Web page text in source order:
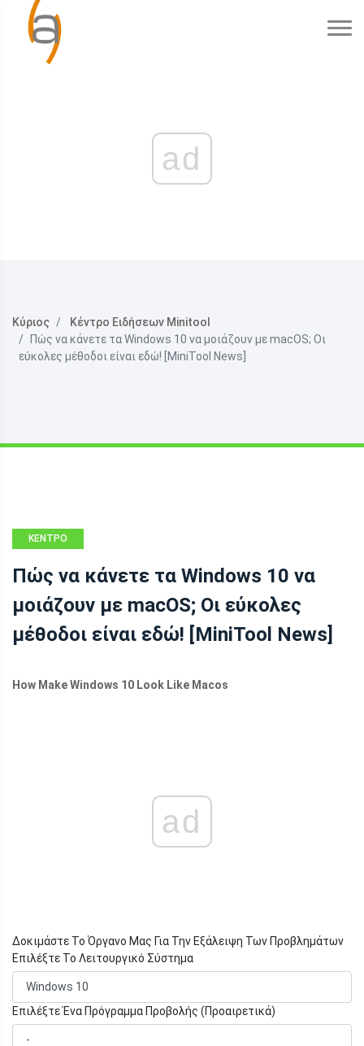
ad
Κύριος
Κέντρο Ειδήσεων Minitool
Πώς να κάνετε τα Windows 10 να μοιάζουν με macOS; Οι
εύκολες μέθοδοι είναι εδώ! [MiniTool News]
ΚΈΝΤΡΟ
MINITOOL
Πώς να κάνετε τα Windows 10 να
μοιάζουν με macOS; Οι εύκολες
μέθοδοι είναι εδώ! [MiniTool News]
How Make Windows 10 Look Like Macos
ad
Δοκιμάστε Το Όργανο Μας Για Την Εξάλειψη Των Προβλημάτων
Επιλέξτε Το Λειτουργικό Σύστημα
Επιλέξτε Ένα Πρόγραμμα Προβολής (Προαιρετικά)